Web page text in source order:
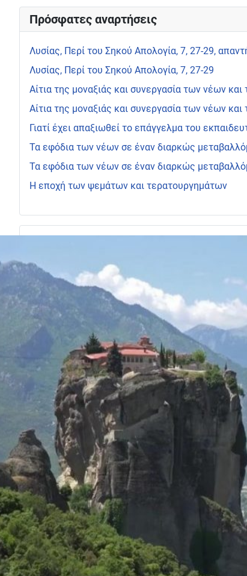
Πρόσφατες αναρτήσεις
Λυσίας, Περί του Σηκού Απολογία, 7, 27-29,
Λυσίας, Περί του Σηκού Απολογία, 7, 27-29
Αίτια της μοναξιάς και συνεργασία των νέων
Αίτια της μοναξιάς και συνεργασία των νέων
Γιατί έχει απαξιωθεί το επάγγελμα του
Τα εφόδια των νέων σε έναν διαρκώς
Τα εφόδια των νέων σε έναν διαρκώς
Η εποχή των ψεμάτων και τερατουργημάτων